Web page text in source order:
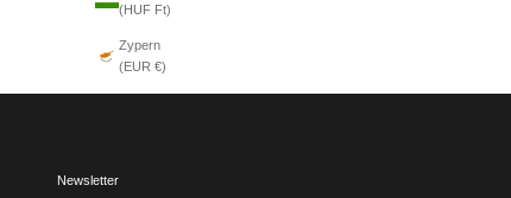
(HUF Ft)
Zypern
(EUR €)
Newsletter